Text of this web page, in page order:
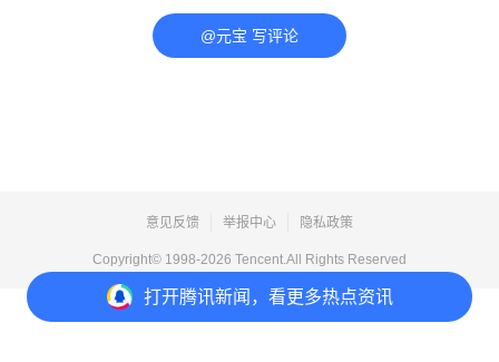
打开腾讯新闻，看更多热点资讯
@元宝 写评论
意见反馈 举报中心 隐私政策
Copyright© 1998-2026 Tencent.All Rights Reserved